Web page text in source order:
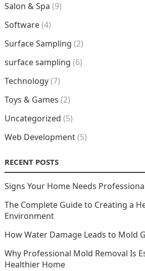
Salon & Spa (9)
Software(4)
Surface Sampling (2)
surface sampling (6)
Technology(7)
Toys & Games (2)
Uncategorized (5)
Web Development(5)
RECENT POSTS
Signs Your Home Needs
The Complete Guide to Creating a
Environment
How Water Damage Leads to Mold
Why Professional Mold Removal Is
Healthier Home